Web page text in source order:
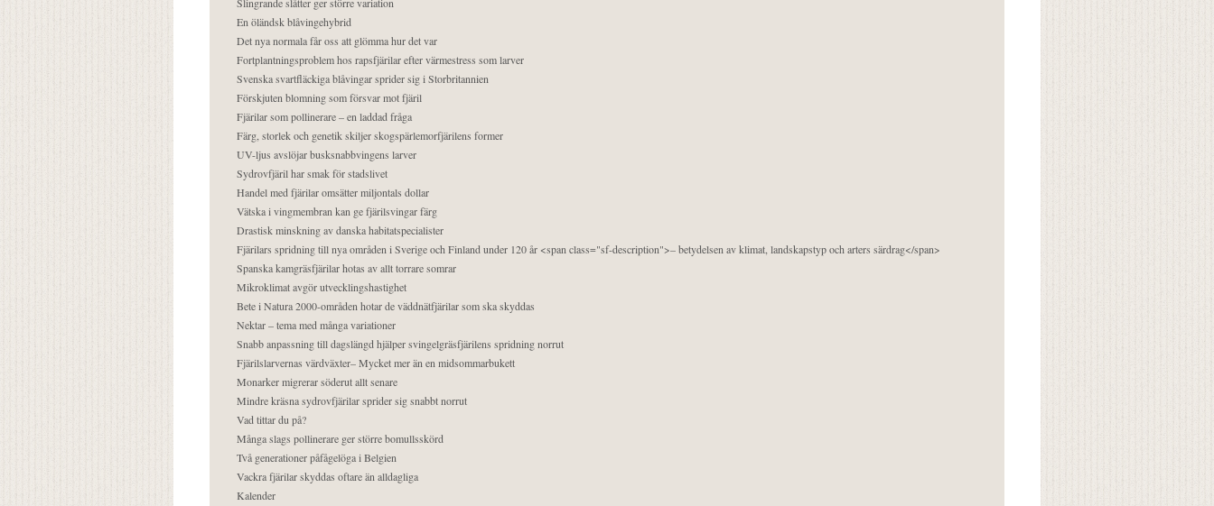
Slingrande slåtter ger större variation
En öländsk blåvingehybrid
Det nya normala får oss att glömma hur det var
Fortplantningsproblem hos rapsfjärilar efter värmestress som larver
Svenska svartfläckiga blåvingar sprider sig i Storbritannien
Förskjuten blomning som försvar mot fjäril
Fjärilar som pollinerare – en laddad fråga
Färg, storlek och genetik skiljer skogspärlemorfjärilens former
UV-ljus avslöjar busksnabbvingens larver
Sydrovfjäril har smak för stadslivet
Handel med fjärilar omsätter miljontals dollar
Vätska i vingmembran kan ge fjärilsvingar färg
Drastisk minskning av danska habitatspecialister
Fjärilars spridning till nya områden i Sverige och Finland under 120 år <span class="sf-description">– betydelsen av klimat, landskapstyp och arters särdrag</span>
Spanska kamgräsfjärilar hotas av allt torrare somrar
Mikroklimat avgör utvecklingshastighet
Bete i Natura 2000-områden hotar de väddnätfjärilar som ska skyddas
Nektar – tema med många variationer
Snabb anpassning till dagslängd hjälper svingelgräsfjärilens spridning norrut
Fjärilslarvernas värdväxter– Mycket mer än en midsommarbukett
Monarker migrerar söderut allt senare
Mindre kräsna sydrovfjärilar sprider sig snabbt norrut
Vad tittar du på?
Många slags pollinerare ger större bomullsskörd
Två generationer påfågelöga i Belgien
Vackra fjärilar skyddas oftare än alldagliga
Kalender